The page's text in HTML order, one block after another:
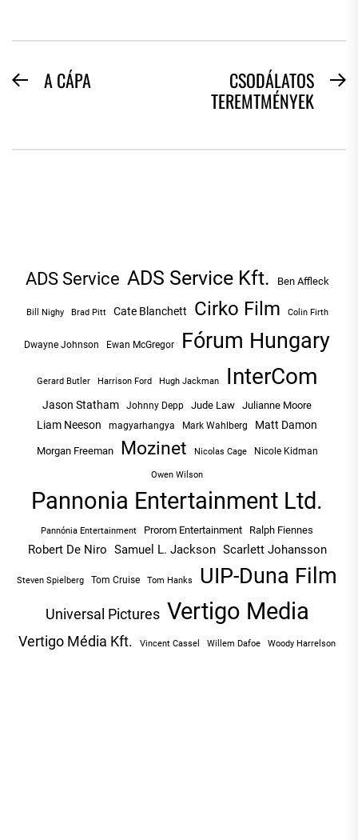
BEJEGYZÉS
PreviousA CÁPA
CSODÁLATOS
TEREMTMÉNYEK
ADS Service ADS Service Kft. Ben Affleck
Bill Nighy Brad Pitt Cate Blanchett Cirko Film Colin Firth
Dwayne Johnson Ewan McGregor Fórum Hungary
Gerard Butler Harrison Ford Hugh Jackman InterCom
Jason Statham Johnny Depp Jude Law Julianne Moore
Liam Neeson magyarhangya Mark Wahlberg Matt Damon
Morgan Freeman Mozinet Nicolas Cage Nicole Kidman
Owen Wilson
Pannonia Entertainment Ltd.
Pannónia Entertainment Prorom Entertainment Ralph Fiennes
Robert De Niro Samuel L. Jackson Scarlett Johansson
Steven Spielberg Tom Cruise Tom Hanks UIP-Duna Film
Universal Pictures Vertigo Media
Vertigo Média Kft. Vincent Cassel Willem Dafoe Woody Harrelson